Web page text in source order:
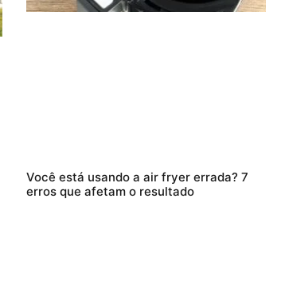
Você está usando a air fryer errada? 7
erros que afetam o resultado